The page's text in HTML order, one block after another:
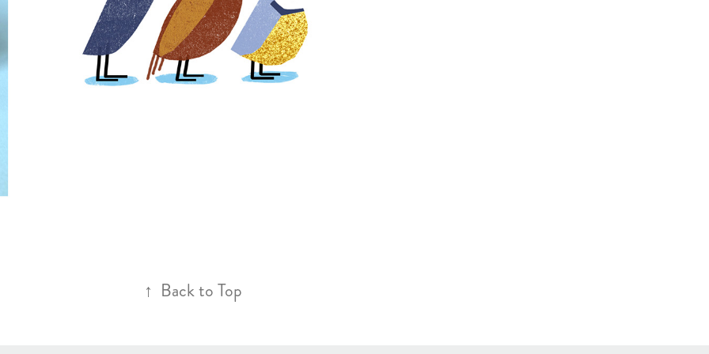
2022
↑ Back to Top